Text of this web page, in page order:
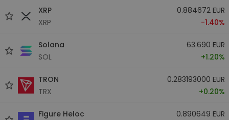
XRP
XRP
0.884672 EUR
-1.40%
Solana
SOL
63.690 EUR
+1.20%
TRON
TRX
0.283193000 EUR
+0.20%
Figure Heloc
0.890649 EUR